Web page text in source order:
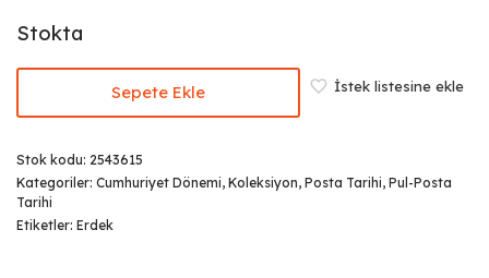
₺119,00.
fiyat:
₺99,99.
Stokta
Sepete Ekle İstek listesine ekle
Stok kodu: 2543615
Kategoriler: Cumhuriyet Dönemi, Koleksiyon, Posta Tarihi, Pul-Posta
Tarihi
Etiketler: Erdek